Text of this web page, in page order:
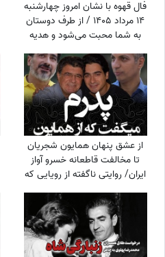
فال قهوه با نشان امروز چهارشنبه
14 مرداد 1405 / از طرف دوستان
به شما محبت می‌شود و هدیه
گرانبهایی دریافت خواهید کرد
از عشق پنهان همایون شجریان
تا مخالفت قاطعانه خسرو آواز
ایران/ روایتی ناگفته از رویایی که
در سایه موسیقی ماند!